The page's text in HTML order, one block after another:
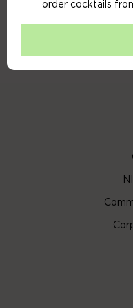
order cocktails